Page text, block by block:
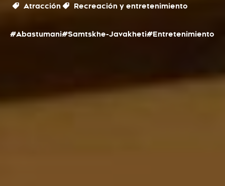
Atracción Recreación y entretenimiento
#Abastumani#Samtskhe-Javakheti#Entretenimiento